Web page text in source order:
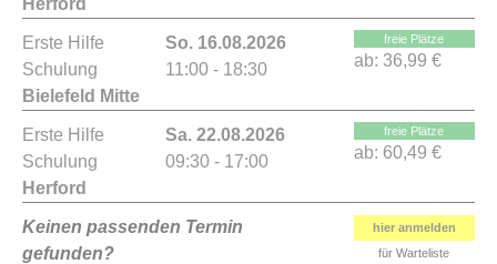
Herford
Erste Hilfe
Schulung
Bielefeld Mitte
So. 16.08.2026
11:00 - 18:30
freie Plätze
ab: 36,99 €
Erste Hilfe
Schulung
Herford
Sa. 22.08.2026
09:30 - 17:00
freie Plätze
ab: 60,49 €
Keinen passenden Termin
gefunden?
hier anmelden
für Warteliste